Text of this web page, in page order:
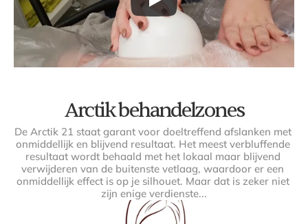
Arctik behandelzones
De Arctik 21 staat garant voor doeltreffend afslanken met
onmiddellijk en blijvend resultaat. Het meest verbluffende
resultaat wordt behaald met het lokaal maar blijvend
verwijderen van de buitenste vetlaag, waardoor er een
onmiddellijk effect is op je silhouet. Maar dat is zeker niet
zijn enige verdienste...